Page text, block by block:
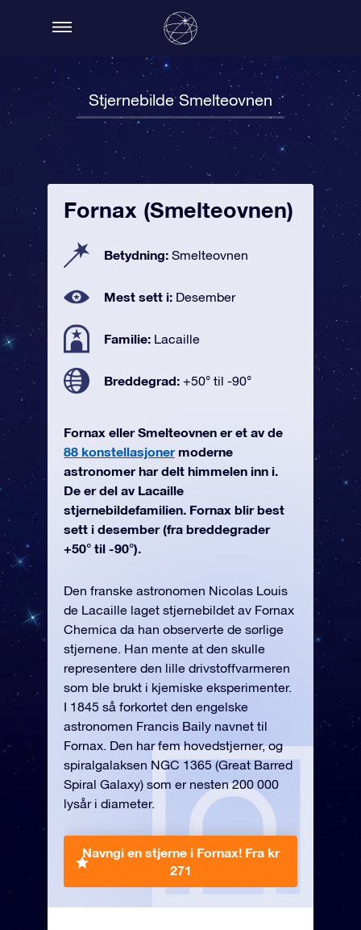
Stjernebilde Smelteovnen
Fornax (Smelteovnen)
Betydning: Smelteovnen
Mest sett i: Desember
Familie: Lacaille
Breddegrad: +50° til -90°
Fornax eller Smelteovnen er et av de
88 konstellasjonermoderne
astronomer har delt himmelen inn i.
De er del av Lacaille
stjernebildefamilien. Fornax blir best
sett i desember (fra breddegrader
+50° til -90°).
Den franske astronomen Nicolas Louis
de Lacaille laget stjernebildet av Fornax
Chemica da han observerte de sørlige
stjernene. Han mente at den skulle
representere den lille drivstoffvarmeren
som ble brukt i kjemiske eksperimenter.
I 1845 så forkortet den engelske
astronomen Francis Baily navnet til
Fornax. Den har fem hovedstjerner, og
spiralgalaksen NGC 1365 (Great Barred
Spiral Galaxy) som er nesten 200 000
lysår i diameter.
Navngi en stjerne i Fornax! Fra kr
271